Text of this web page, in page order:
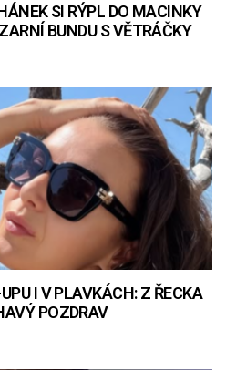
SI RÝPL DO MACINKY
BUNDU S VĚTRÁČKY
I V PLAVKÁCH: Z ŘECKA
POZDRAV